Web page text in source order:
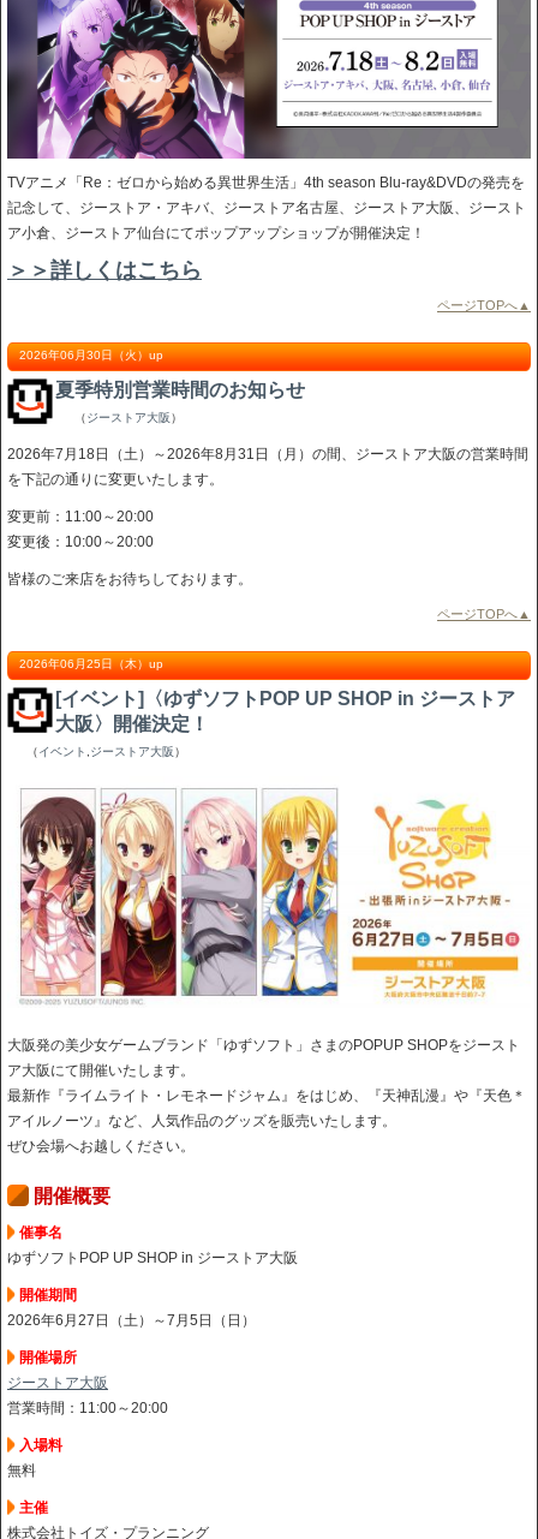
TVアニメ「Re：ゼロから始める異世界生活」4th season Blu-ray&DVDの発売を
記念して、ジーストア・アキバ、ジーストア名古屋、ジーストア大阪、ジースト
ア小倉、ジーストア仙台にてポップアップショップが開催決定！
＞＞詳しくはこちら
ページTOPへ▲
2026年06月30日（火）up
夏季特別営業時間のお知らせ
（ジーストア大阪）
2026年7月18日（土）～2026年8月31日（月）の間、ジーストア大阪の営業時間
を下記の通りに変更いたします。
変更前：11:00～20:00
変更後：10:00～20:00
皆様のご来店をお待ちしております。
ページTOPへ▲
2026年06月25日（木）up
[イベント]〈ゆずソフトPOP UP SHOP in ジーストア
大阪〉開催決定！
（イベント ジーストア大阪）
大阪発の美少女ゲームブランド「ゆずソフト」さまのPOPUP SHOPをジースト
ア大阪にて開催いたします。
最新作『ライムライト・レモネードジャム』をはじめ、『天神乱漫』や『天色＊
アイルノーツ』など、人気作品のグッズを販売いたします。
ぜひ会場へお越しください。
開催概要
催事名
ゆずソフトPOP UP SHOP in ジーストア大阪
開催期間
2026年6月27日（土）～7月5日（日）
開催場所
ジーストア大阪
営業時間：11:00～20:00
入場料
無料
主催
株式会社トイズ・プランニング